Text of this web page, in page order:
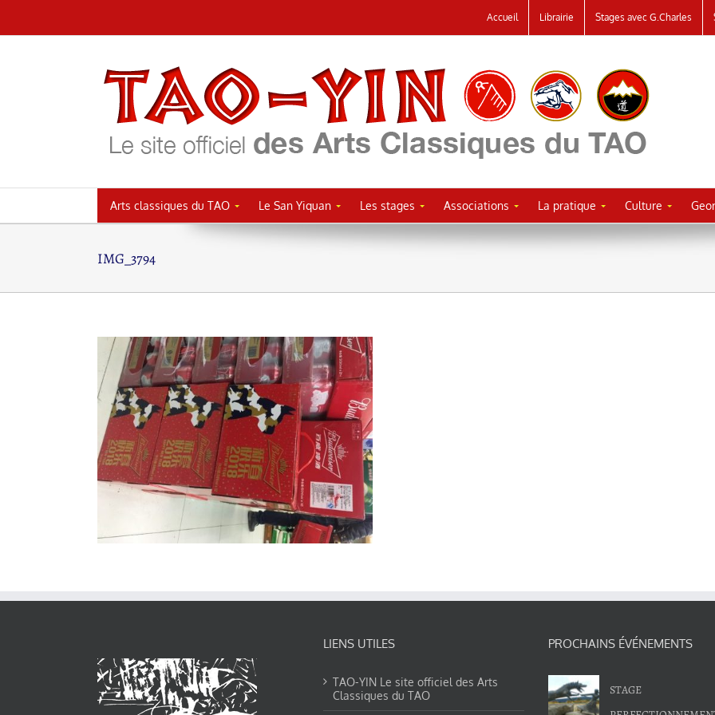
au
Accueil Librairie Stages avec G.Charles
Arts classiques du TAO Le San Yiquan Les stages Associations La pratique Culture
IMG_3794
LIENS UTILES
TAO-YIN Le site officiel des Arts
Classiques du TAO
PROCHAINS ÉVÉNEMENTS
STAGE